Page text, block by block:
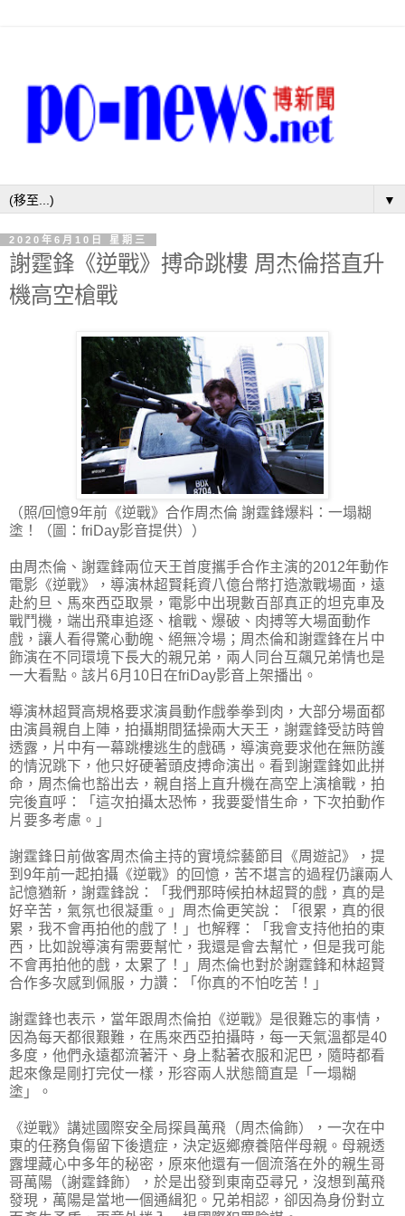
▼
2020年6月10日 星期三
謝霆鋒《逆戰》搏命跳樓 周杰倫搭直升
機高空槍戰
（照/回憶9年前《逆戰》合作周杰倫 謝霆鋒爆料：一塌糊
塗！（圖：friDay影音提供））
由周杰倫、謝霆鋒兩位天王首度攜手合作主演的2012年動作
電影《逆戰》，導演林超賢耗資八億台幣打造激戰場面，遠
赴約旦、馬來西亞取景，電影中出現數百部真正的坦克車及
戰鬥機，端出飛車追逐、槍戰、爆破、肉搏等大場面動作
戲，讓人看得驚心動魄、絕無冷場；周杰倫和謝霆鋒在片中
飾演在不同環境下長大的親兄弟，兩人同台互飆兄弟情也是
一大看點。該片6月10日在friDay影音上架播出。
導演林超賢高規格要求演員動作戲拳拳到肉，大部分場面都
由演員親自上陣，拍攝期間猛操兩大天王，謝霆鋒受訪時曾
透露，片中有一幕跳樓逃生的戲碼，導演竟要求他在無防護
的情況跳下，他只好硬著頭皮搏命演出。看到謝霆鋒如此拼
命，周杰倫也豁出去，親自搭上直升機在高空上演槍戰，拍
完後直呼：「這次拍攝太恐怖，我要愛惜生命，下次拍動作
片要多考慮。」
謝霆鋒日前做客周杰倫主持的實境綜藝節目《周遊記》，提
到9年前一起拍攝《逆戰》的回憶，苦不堪言的過程仍讓兩人
記憶猶新，謝霆鋒說：「我們那時候拍林超賢的戲，真的是
好辛苦，氣氛也很凝重。」周杰倫更笑說：「很累，真的很
累，我不會再拍他的戲了！」也解釋：「我會支持他拍的東
西，比如說導演有需要幫忙，我還是會去幫忙，但是我可能
不會再拍他的戲，太累了！」周杰倫也對於謝霆鋒和林超賢
合作多次感到佩服，力讚：「你真的不怕吃苦！」
謝霆鋒也表示，當年跟周杰倫拍《逆戰》是很難忘的事情，
因為每天都很艱難，在馬來西亞拍攝時，每一天氣溫都是40
多度，他們永遠都流著汗、身上黏著衣服和泥巴，隨時都看
起來像是剛打完仗一樣，形容兩人狀態簡直是「一塌糊
塗」。
《逆戰》講述國際安全局探員萬飛（周杰倫飾），一次在中
東的任務負傷留下後遺症，決定返鄉療養陪伴母親。母親透
露埋藏心中多年的秘密，原來他還有一個流落在外的親生哥
哥萬陽（謝霆鋒飾），於是出發到東南亞尋兄，沒想到萬飛
發現，萬陽是當地一個通緝犯。兄弟相認，卻因為身份對立